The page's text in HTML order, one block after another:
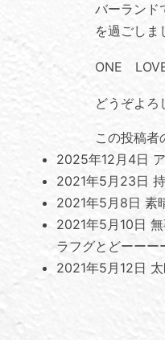
バーランド
を過ごしま
ONE
どうぞよろ
この投稿者
2025年12月4日
2021年5月23日
2021年5月8日 素
2021年5月10日
ラフグとどーーー
2021年5月12日